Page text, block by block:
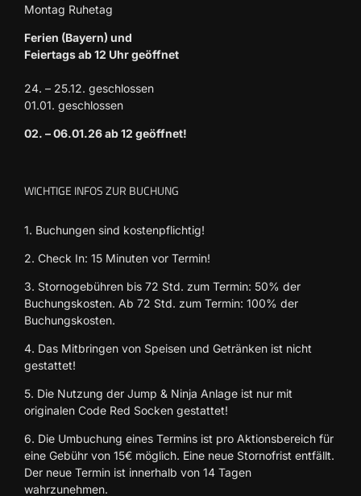
Montag Ruhetag
Ferien (Bayern) und
Feiertags ab 12 Uhr geöffnet
24. – 25.12. geschlossen
01.01. geschlossen
02. – 06.01.26 ab 12 geöffnet!
WICHTIGE INFOS ZUR BUCHUNG
1. Buchungen sind kostenpflichtig!
2. Check In: 15 Minuten vor Termin!
3. Stornogebühren bis 72 Std. zum Termin: 50% der
Buchungskosten. Ab 72 Std. zum Termin: 100% der
Buchungskosten.
4. Das Mitbringen von Speisen und Getränken ist nicht
gestattet!
5. Die Nutzung der Jump & Ninja Anlage ist nur mit
originalen Code Red Socken gestattet!
6. Die Umbuchung eines Termins ist pro Aktionsbereich für
eine Gebühr von 15€ möglich. Eine neue Stornofrist entfällt.
Der neue Termin ist innerhalb von 14 Tagen
wahrzunehmen.